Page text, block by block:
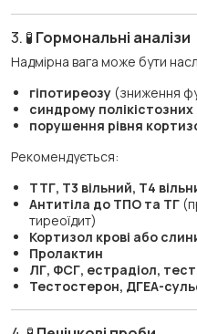
3. 🧪 Гормональні аналізи
Надмірна вага може бути
гіпотиреозу (зниження
синдрому
порушення рівня
Рекомендується:
ТТГ, Т3 вільний, Т4
Антитіла до ТПО та ТГ
тиреоїдит)
Кортизол крові або
Пролактин
ЛГ, ФСГ, естрадіол,
Тестостерон, ДГЕА-